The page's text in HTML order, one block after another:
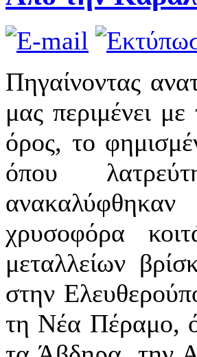
Πηγαίνοντας
μας περιμένει
όρος, το
όπου
ανακαλύφθηκαν
χρυσοφόρα
μεταλλείων
στην
τη Νέα Πέραμο,